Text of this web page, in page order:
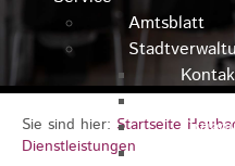
Amtsblatt
Sie sind hier: Startseite
Dienstleistungen